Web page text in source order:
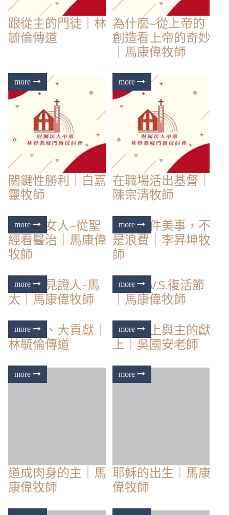
跟從主的門徒｜林
毓倫傳道
為什麼~從上帝的
創造看上帝的奇妙
｜馬康偉牧師
關鍵性勝利｜白嘉
靈牧師
在職場活出基督｜
陳宗清牧師
有一個女人~從聖
經看醫治｜馬康偉
牧師
這是一件美事，不
是浪費｜李昇坤牧
師
耶穌的見證人-馬
太｜馬康偉牧師
清明節V.S.復活節
｜馬康偉牧師
小人物、大貢獻｜
林毓倫傳道
我的獻上與主的獻
上｜吳國安老師
道成肉身的主｜馬
康偉牧師
耶穌的出生｜馬康
偉牧師